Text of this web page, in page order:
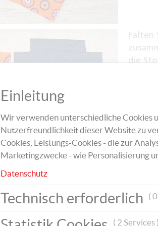
Falten
die
der
Einleitung
Wir verwenden unterschiedliche Cookies
Nutzerfreundlichkeit dieser Website zu
Cookies, Leistungs-Cookies - die zur
Marketingzwecke - wie Personalisierung
Datenschutz
Technisch erforderlich (
( 2 Services )